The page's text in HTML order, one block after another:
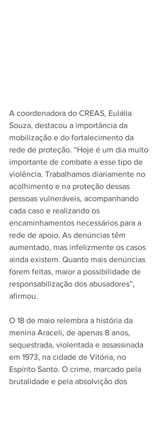
A coordenadora do CREAS, Eulália
Souza, destacou a importância da
mobilização e do fortalecimento da
rede de proteção. “Hoje é um dia muito
importante de combate a esse tipo de
violência. Trabalhamos diariamente no
acolhimento e na proteção dessas
pessoas vulneráveis, acompanhando
cada caso e realizando os
encaminhamentos necessários para a
rede de apoio. As denúncias têm
aumentado, mas infelizmente os casos
ainda existem. Quanto mais denúncias
forem feitas, maior a possibilidade de
responsabilização dos abusadores”,
afirmou.
O 18 de maio relembra a história da
menina Araceli, de apenas 8 anos,
sequestrada, violentada e assassinada
em 1973, na cidade de Vitória, no
Espírito Santo. O crime, marcado pela
brutalidade e pela absolvição dos